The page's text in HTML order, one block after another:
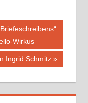
Wirkus
Ingrid Schmitz